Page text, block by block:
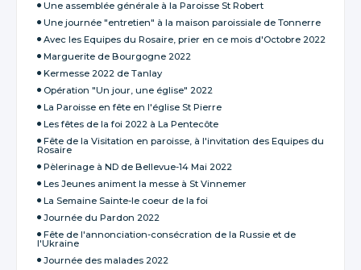
Une assemblée générale à la Paroisse St Robert
Une journée "entretien" à la maison paroissiale de Tonnerre
Avec les Equipes du Rosaire, prier en ce mois d'Octobre 2022
Marguerite de Bourgogne 2022
Kermesse 2022 de Tanlay
Opération "Un jour, une église" 2022
La Paroisse en fête en l'église St Pierre
Les fêtes de la foi 2022 à La Pentecôte
Fête de la Visitation en paroisse, à l'invitation des Equipes du
Rosaire
Pèlerinage à ND de Bellevue-14 Mai 2022
Les Jeunes animent la messe à St Vinnemer
La Semaine Sainte-le coeur de la foi
Journée du Pardon 2022
Fête de l'annonciation-consécration de la Russie et de
l'Ukraine
Journée des malades 2022